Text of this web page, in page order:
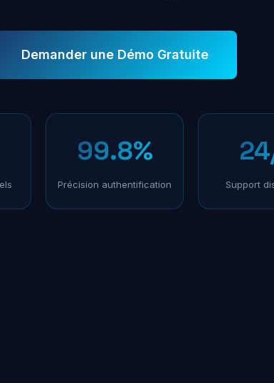
Demander une Démo Gratuite
99.8%
Précision authentification Support